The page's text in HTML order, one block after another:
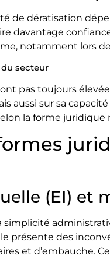
de dératisation
davantage
notamment lors
secteur
pas toujours
aussi sur sa
la forme juridique
(EI) et
simplicité
présente des
et d’embauche.